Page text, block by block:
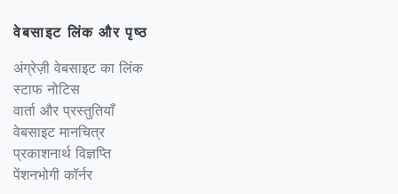
वेबसाइट लिंक और पृष्ठ
अंग्रेज़ी वेबसाइट का लिंक
स्टाफ नोटिस
वार्ता और प्रस्तुतियाँ
वेबसाइट मानचित्र
प्रकाशनार्थ विज्ञप्ति
पेंशनभोगी कॉर्नर